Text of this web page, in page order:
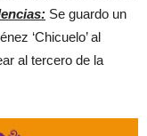
Se guardo un
‘Chicuelo’ al
al tercero de la